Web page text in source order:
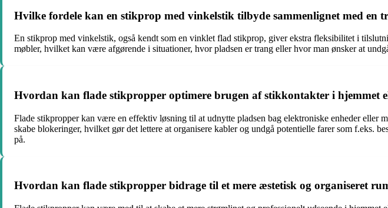
Hvilke fordele kan en stikprop med vinkelstik tilbyde sammenlignet med en
En stikprop med vinkelstik, også kendt som en vinklet flad stikprop, giver ekstra fleksibilitet i
møbler, hvilket kan være afgørende i situationer, hvor pladsen er trang eller hvor man ønsker at
Hvordan kan flade stikpropper optimere brugen af stikkontakter i hjemmet
Flade stikpropper kan være en effektiv løsning til at udnytte pladsen bag elektroniske enheder
skabe blokeringer, hvilket gør det lettere at organisere kabler og undgå potentielle farer som f.eks.
på.
Hvordan kan flade stikpropper bidrage til et mere æstetisk og organiseret